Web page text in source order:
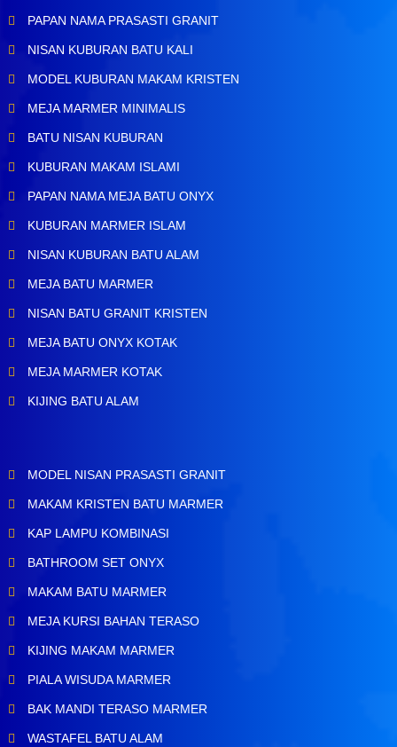
PAPAN NAMA PRASASTI GRANIT
NISAN KUBURAN BATU KALI
MODEL KUBURAN MAKAM KRISTEN
MEJA MARMER MINIMALIS
BATU NISAN KUBURAN
KUBURAN MAKAM ISLAMI
PAPAN NAMA MEJA BATU ONYX
KUBURAN MARMER ISLAM
NISAN KUBURAN BATU ALAM
MEJA BATU MARMER
NISAN BATU GRANIT KRISTEN
MEJA BATU ONYX KOTAK
MEJA MARMER KOTAK
KIJING BATU ALAM
MODEL NISAN PRASASTI GRANIT
MAKAM KRISTEN BATU MARMER
KAP LAMPU KOMBINASI
BATHROOM SET ONYX
MAKAM BATU MARMER
MEJA KURSI BAHAN TERASO
KIJING MAKAM MARMER
PIALA WISUDA MARMER
BAK MANDI TERASO MARMER
WASTAFEL BATU ALAM